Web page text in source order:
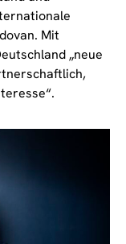
Mit
„neue